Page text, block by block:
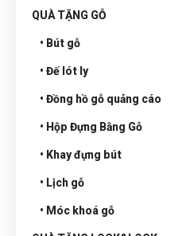
QUÀ TẶNG GỖ
• Bút gỗ
• Đế lót ly
• Đồng hồ gỗ quảng cáo
• Hộp Đựng Bằng Gỗ
• Khay đựng bút
• Lịch gỗ
• Móc khoá gỗ